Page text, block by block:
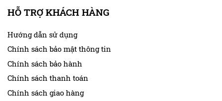
HỖ TRỢ KHÁCH HÀNG
Hướng dẫn sử dụng
Chính sách bảo mật thông tin
Chính sách bảo hành
Chính sách thanh toán
Chính sách giao hàng